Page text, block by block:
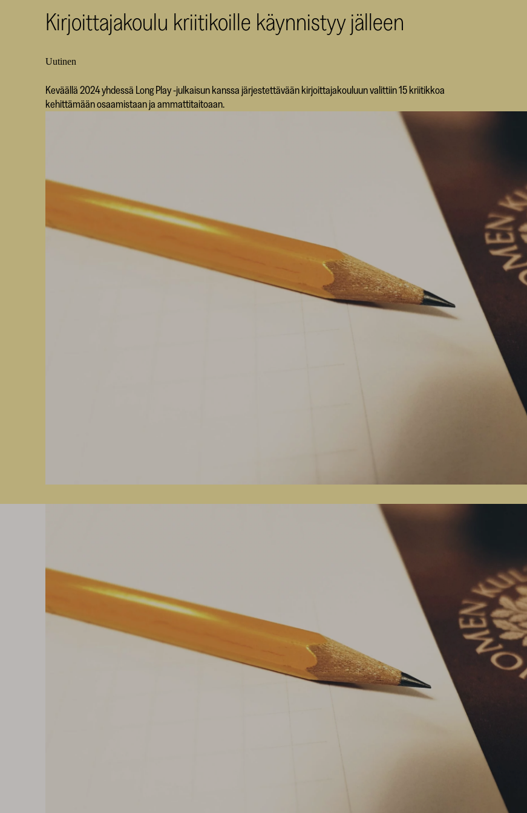
Kirjoittajakoulu kriitikoille käynnistyy jälleen
Uutinen
Keväällä 2024 yhdessä Long Play -julkaisun kanssa järjestettävään kirjoittajakouluun valittiin 15 kriitikkoa
kehittämään osaamistaan ja ammattitaitoaan.